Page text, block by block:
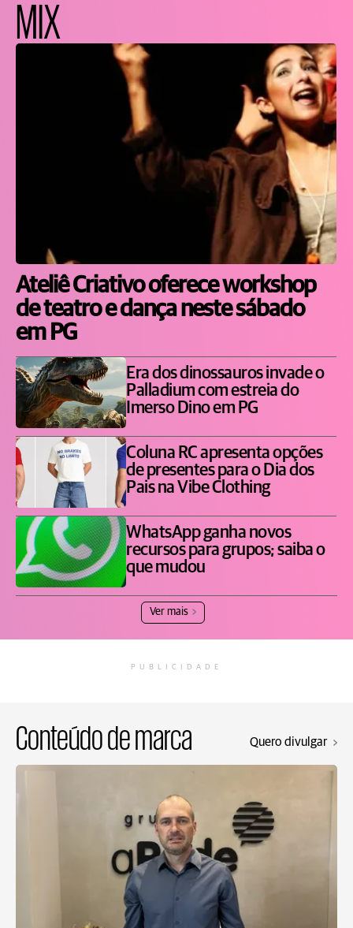
MIX
Ateliê Criativo oferece workshop
de teatro e dança neste sábado
em PG
Era dos dinossauros invade o
Palladium com estreia do
Imerso Dino em PG
Coluna RC apresenta opções
de presentes para o Dia dos
Pais na Vibe Clothing
WhatsApp ganha novos
recursos para grupos; saiba o
que mudou
Ver mais
PUBLICIDADE
Conteúdo de marca Quero divulgar